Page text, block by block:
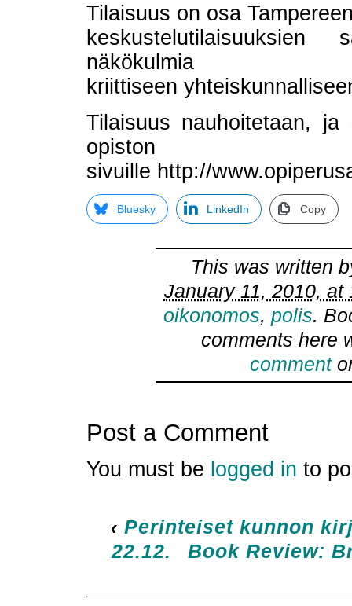
Tilaisuus on osa
näkökulmia
kriittiseen
Tilaisuus nauhoitetaan,
opiston
sivuille http://
Bluesky LinkedIn Copy
This was written
January 11, 2010, at
oikonomos, polis.
comments here
comment
Post a Comment
You must be logged in to
‹ Perinteiset kunnon
22.12.
Book Review: